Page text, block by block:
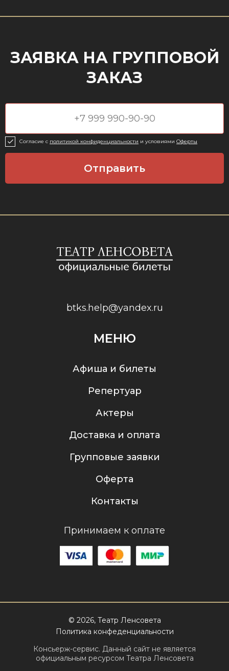
ЗАЯВКА НА ГРУППОВОЙ
ЗАКАЗ
Согласие c политикой конфиденциальности и условиями Оферты
Отправить
Принимаем к оплате
МЕНЮ
Афиша и билеты
Репертуар
Актеры
Доставка и оплата
Групповые заявки
Оферта
Контакты
btks.help@yandex.ru
© 2026, Театр Ленсовета
Политика конфеденциальности
Консьерж-сервис. Данный сайт не является
официальным ресурсом Театра Ленсовета